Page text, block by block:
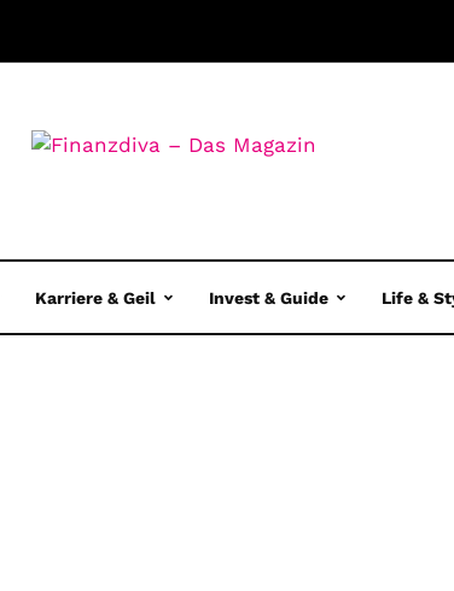
Karriere & Geil Invest & Guide Life &